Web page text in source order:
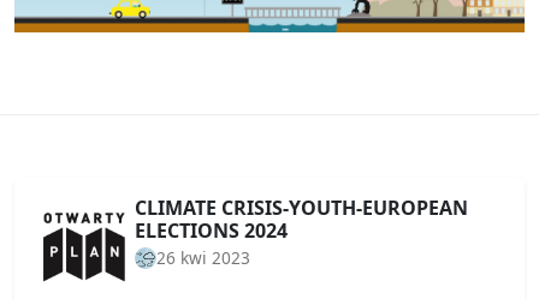
CLIMATE CRISIS-YOUTH-EUROPEAN
ELECTIONS 2024
26 kwi 2023